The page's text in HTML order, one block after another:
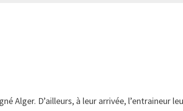
Alger. D’ailleurs, à leur arrivée, l’entraineur